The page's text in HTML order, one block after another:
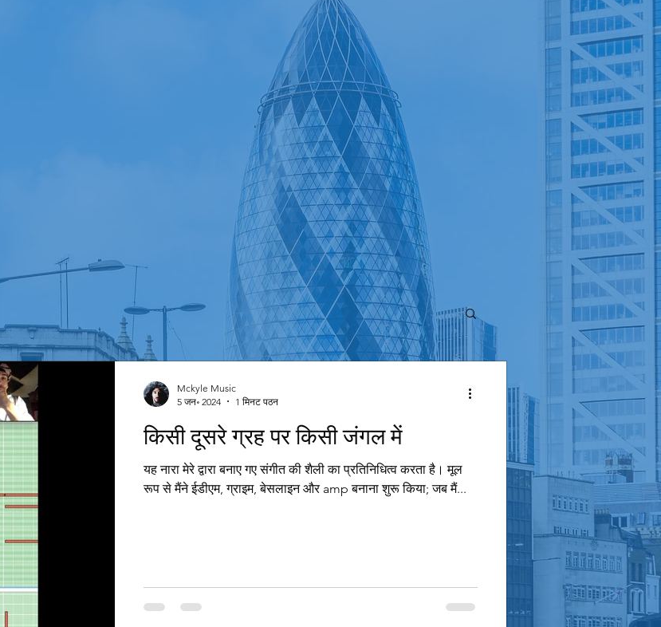
किसी दूसरे ग्रह पर किसी जंगल में
यह नारा मेरे द्वारा बनाए गए संगीत की शैली का प्रतिनिधित्व करता है। मूल
रूप से मैंने ईडीएम, ग्राइम, बेसलाइन और amp बनाना शुरू किया; जब मैं...
Mckyle Music
5 जन॰ 2024
1 मिनट पठन